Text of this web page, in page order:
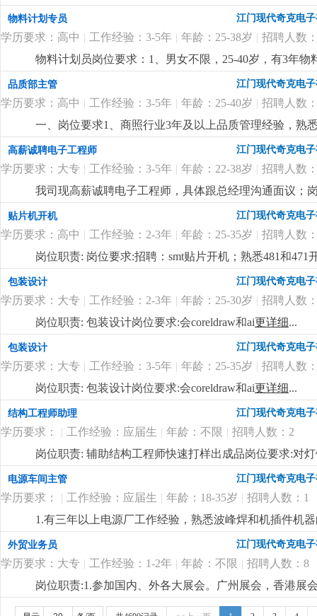
物料计划专员 江门现代奇克电
学历要求：高中 | 工作经验：3-5年 | 年龄：25-38岁 | 招聘人数
物料计划员岗位要求：1、男女不限，25-40岁，有3年
灯饰行业从事过pmc优先。2、负责订单的物料需求整
条理性、有计划性、原则性强，工作细心；4、熟悉办
和计划能力。岗位福利：1、薪酬5000-6500元/月，视
包、年终奖3、公司包吃工作餐、提供宿舍。4、环境优
品质部主管 江门现代奇克电
学历要求：高中 | 工作经验：3-5年 | 年龄：25-40岁 | 招聘人数
一、岗位要求1、商照行业3年及以上品质管理经验，熟
品质员培训工作；3、熟悉iso质量体系；4、具备良好
前确认，试产评估、包装设计资料校对；2、负责品质
跟进和协调，验货异常处理并跟进结果；4、供应商质
合，协助新产品的质量标准的建立，协助认证产品标准
三、薪酬福利1、待遇具体跟总经理商榷，薪酬幅度
节日福利、法定假期等；
高薪诚聘电子工程师 江门现代奇克电
学历要求：大专 | 工作经验：3-5年 | 年龄：22-38岁 | 招聘人数
我司现高薪诚聘电子工程师，具体跟总经理沟通面议；
类产品设计与开发经验，有智能家居照明开发经验者优
贴片机开机 江门现代奇克电
学历要求：高中 | 工作经验：2-3年 | 年龄：25-35岁 | 招聘人数
岗位职责: 岗位要求:招聘：smt贴片开机；熟悉481和
包装设计 江门现代奇克电
学历要求：大专 | 工作经验：2-3年 | 年龄：25-30岁 | 招聘人数
岗位职责: 包装设计岗位要求:会coreldraw和ai更详细...
包装设计 江门现代奇克电
学历要求：大专 | 工作经验：3-5年 | 年龄：25-35岁 | 招聘人数
岗位职责: 包装设计岗位要求:会coreldraw和ai更详细...
结构工程师助理 江门现代奇克电
学历要求： | 工作经验：应届生 | 年龄：不限 | 招聘人数：2
岗位职责: 辅助结构工程师快速打样出成品岗位要求:对
电源车间主管 江门现代奇克电
学历要求： | 工作经验：应届生 | 年龄：18-35岁 | 招聘人数：1
1.有三年以上电源厂工作经验，熟悉波峰焊和机插件机
懂电源不良分析。4.会电脑操作，更详细...
外贸业务员 江门现代奇克电
学历要求：大专 | 工作经验：1-2年 | 年龄：不限 | 招聘人数：8
岗位职责:1.参加国内、外各大展会。广州展会，香港展
提供当地开发市场机会。 美国市场优先。3.熟悉阿里巴